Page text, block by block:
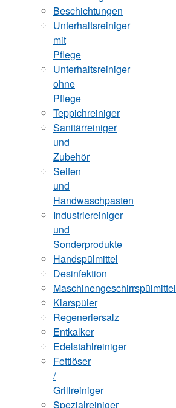
Beschichtungen
Unterhaltsreiniger
mit
Pflege
Unterhaltsreiniger
ohne
Pflege
Teppichreiniger
Sanitärreiniger
und
Zubehör
Seifen
und
Handwaschpasten
Industriereiniger
und
Sonderprodukte
Handspülmittel
Desinfektion
Maschinengeschirrspülmittel
Klarspüler
Regeneriersalz
Entkalker
Edelstahlreiniger
Fettlöser
/
Grillreiniger
Spezialreiniger